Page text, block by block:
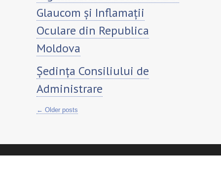
Glaucom și Inflamații
Oculare din Republica
Moldova
Ședința Consiliului de
Administrare
← Older posts